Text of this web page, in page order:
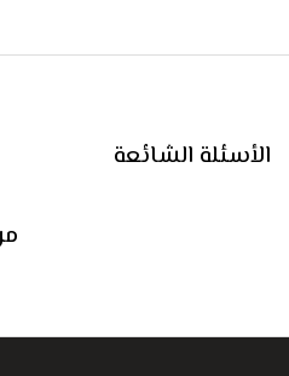
الأسئلة الشائعة